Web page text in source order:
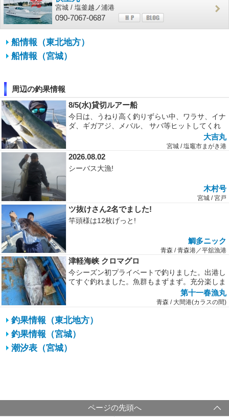
宮城 / 塩釜越ノ浦港
090-7067-0687
船情報（東北地方）
船情報（宮城）
周辺の釣果情報
8/5(水)貸切ルアー船
今日は、うねり高く釣りずらい中、ワラサ、イナ
ダ、ギガアジ、メバル、 サバ等ヒットしてくれ
大吉丸
宮城 / 塩竈市まがき港
2026.08.02
シーバス大漁!
木村号
宮城 / 宮戸
ツ抜けさん2名でました!
竿頭様は12枚げっと!
鯛多ニック
青森 / 青森港／平舘漁港
津軽海峡 クロマグロ
今シーズン初プライベートで釣りました。出港し
てすぐ釣れました。魚群もまずまず。充分楽しま
第十一春漁丸
青森 / 大間港(カラスの間)
釣果情報（東北地方）
釣果情報（宮城）
潮汐表（宮城）
ページの先頭へ